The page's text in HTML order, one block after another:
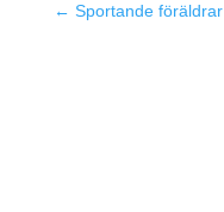
← Sportande föräldrar